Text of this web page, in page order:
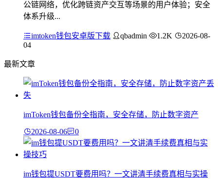
公链网络，优化跨链资产交互等场景的用户体验；安全
体系升级...
imtoken钱包安卓版下载 qbadmin 1.2K
2026-08-
04
最新文章
imToken钱包备份全指南，安全存储，防止数字资产
2026-08-06 0
im钱包提USDT要费用吗？一文讲清手续费真相与实操